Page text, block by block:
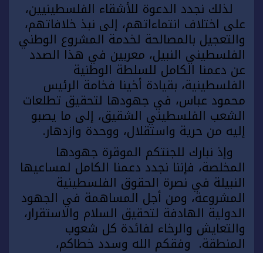
لذلك نجدد الدعوة للأشقاء الفلسطينيين،
على اختلاف انتماءاتهم، إلى نبذ خلافاتهم،
والتعجيل بالمصالحة لخدمة المشروع الوطني
الفلسطيني النبيل، معربين في هذا الصدد
عن دعمنا الكامل للسلطة الوطنية
الفلسطينية، بقيادة أخينا فخامة الرئيس
محمود عباس، في جهودها لتحقيق تطلعات
الشعب الفلسطيني الشقيق، إلى ما يصبو
إليه من حرية واستقلال، ووحدة وازدهار.
وإذ نبارك للجنتكم الموقرة جهودها
المخلصة، فإننا نجدد دعمنا الكامل لمساعيها
النبيلة في نصرة الحقوق الفلسطينية
المشروعة، ومن أجل المساهمة في الجهود
الدولية الهادفة لتحقيق السلام والاستقرار،
والتعايش والرخاء لفائدة كل شعوب
المنطقة. وفقكم الله وسدد خطاكم،